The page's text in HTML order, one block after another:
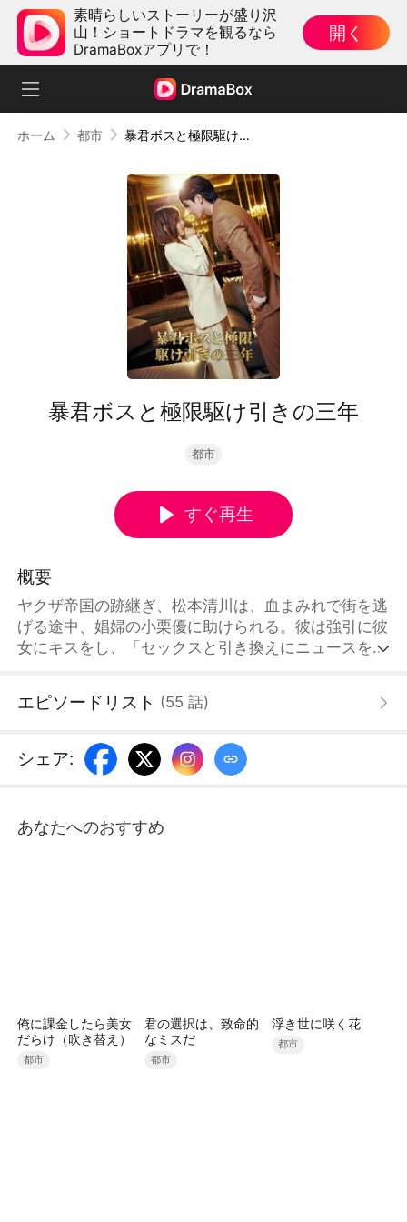
素晴らしいストーリーが盛り沢
山！ショートドラマを観るなら
DramaBoxアプリで！
開く
ホーム 都市 暴君ボスと極限駆け引きの三年
暴君ボスと極限駆け引きの三年
都市
すぐ再生
概要
ヤクザ帝国の跡継ぎ、松本清川は、血まみれで街を逃
げる途中、娼婦の小栗優に助けられる。彼は強引に彼
女にキスをし、「セックスと引き換えにニュースを提
裏で行われている女性の誘拐や人身売買といった凶悪
壊滅的な爆発がすべてを飲み込み、小栗優の生死は謎
のままとなる。それから3年後、彼はどんな犠牲を払
エピソードリスト (55 話)
シェア:
あなたへのおすすめ
俺に課金したら美女
だらけ（吹き替え）
都市
君の選択は、致命的
なミスだ
都市
浮き世に咲く花
都市